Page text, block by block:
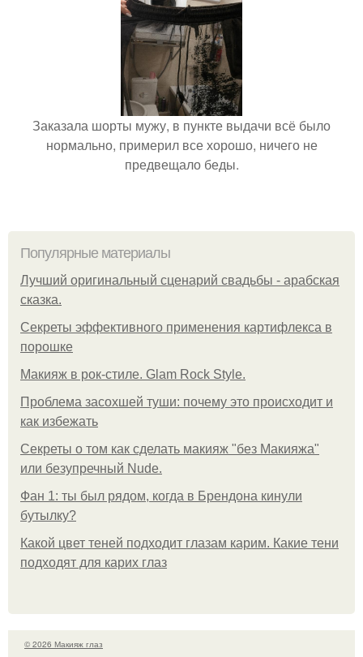
Заказала шорты мужу, в пункте выдачи всё было
нормально, примерил все хорошо, ничего не
предвещало беды.
Популярные материалы
Лучший оригинальный сценарий свадьбы - арабская
сказка.
Секреты эффективного применения картифлекса в
порошке
Макияж в рок-стиле. Glam Rock Style.
Проблема засохшей туши: почему это происходит и
как избежать
Секреты о том как сделать макияж "без Макияжа"
или безупречный Nude.
Фан 1: ты был рядом, когда в Брендона кинули
бутылку?
Какой цвет теней подходит глазам карим. Какие тени
подходят для карих глаз
© 2026 Макияж глаз